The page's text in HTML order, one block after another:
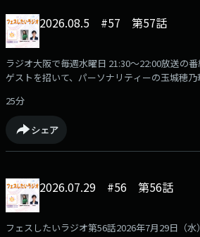
2026.08.5 #57 第57話
ラジオ大阪で毎週水曜日 21:30～22:00放送の
ゲストを招いて、パーソナリティーの玉城穂
7月2日）出演：玉城穂乃華、大北準也メール
番組公式Xhttps://x.com/OBCfesradio
25分
シェア
2026.07.29 #56 第56話
フェスしたいラジオ第56話2026年7月29日（水